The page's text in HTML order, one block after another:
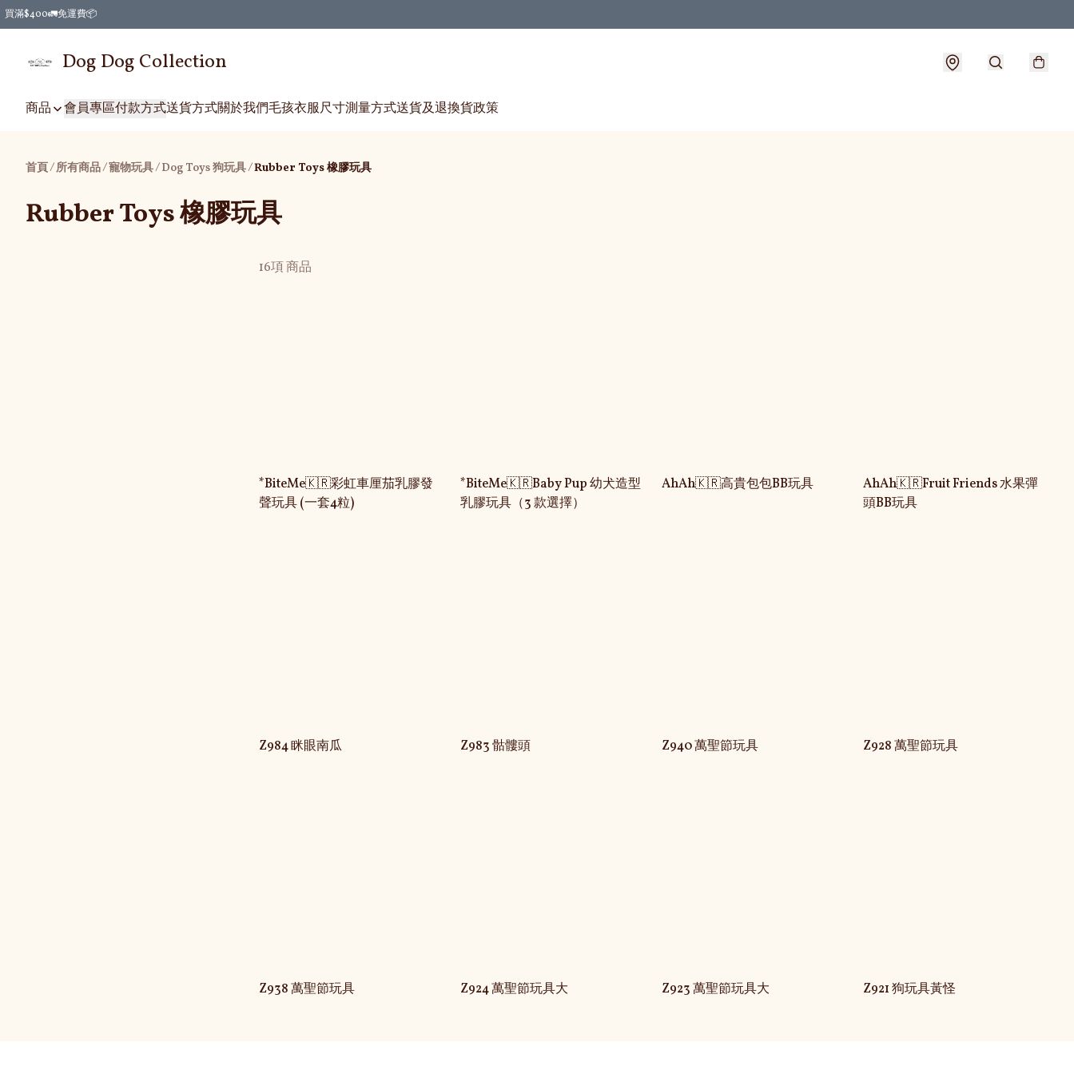
買滿$400🚛免運費📦
Dog Dog Collection
商品 會員專區付款方式送貨方式關於我們毛孩衣服尺寸測量方式送貨及退換貨政策
首頁/所有商品/寵物玩具/ Dog Toys 狗玩具/Rubber Toys 橡膠玩具
Rubber Toys 橡膠玩具
16項 商品
*BiteMe🇰🇷彩虹車厘茄乳膠發
聲玩具 (一套4粒)
*BiteMe🇰🇷Baby Pup 幼犬造型
乳膠玩具（3 款選擇）
AhAh🇰🇷高貴包包BB玩具
AhAh🇰🇷Fruit Friends 水果彈
頭BB玩具
Z984 眯眼南瓜 Z983 骷髏頭 Z940 萬聖節玩具 Z928 萬聖節玩具
Z938 萬聖節玩具 Z924 萬聖節玩具大 Z923 萬聖節玩具大 Z921 狗玩具黃怪